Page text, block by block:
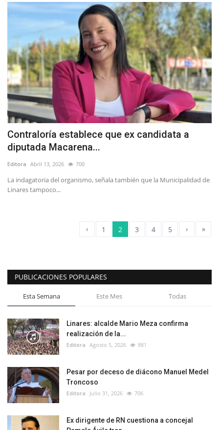
Contraloría establece que ex candidata a
diputada Macarena...
Editora Abril 13, 2026 700
La indagatoria del organismo, señala también que la Municipalidad de
Linares tampoco...
‹ 1 2 3 4 5 › »
PUBLICACIONES POPULARES
Esta Semana Este Mes Todas
Linares: alcalde Mario Meza confirma
realización de la...
Editora Agosto 5, 2026 881
Pesar por deceso de diácono Manuel Medel
Troncoso
Editora Julio 31, 2026 706
Ex dirigente de RN cuestiona a concejal